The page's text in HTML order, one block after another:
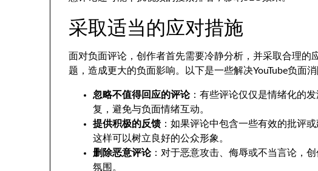
采取适当的应对措施
面对负面评论，创作者首先需要冷静分析，并采取合理的
题，造成更大的负面影响。以下是一些解决YouTube负面消
忽略不值得回应的评论：有些评论仅仅是情绪化的
复，避免与负面情绪互动。
提供积极的反馈 ：如果评论中包含一些有效的批评
这样可以树立良好的公众形象。
删除恶意评论：对于恶意攻击、侮辱或不当言论，
氛围。